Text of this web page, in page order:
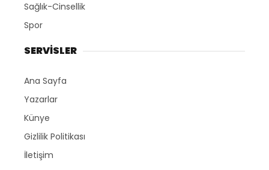
Sağlık-Cinsellik
Spor
SERVİSLER
Ana Sayfa
Yazarlar
Künye
Gizlilik Politikası
İletişim